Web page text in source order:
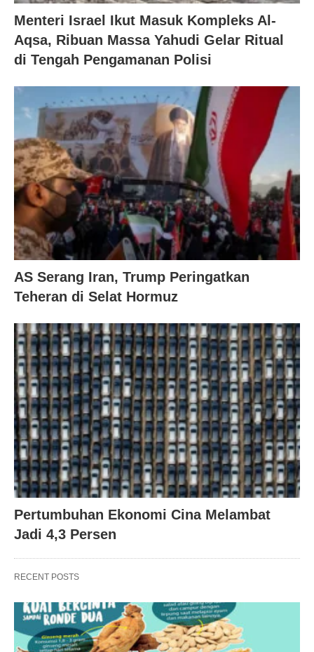
Menteri Israel Ikut Masuk Kompleks Al-
Aqsa, Ribuan Massa Yahudi Gelar Ritual
di Tengah Pengamanan Polisi
AS Serang Iran, Trump Peringatkan
Teheran di Selat Hormuz
Pertumbuhan Ekonomi Cina Melambat
Jadi 4,3 Persen
RECENT POSTS